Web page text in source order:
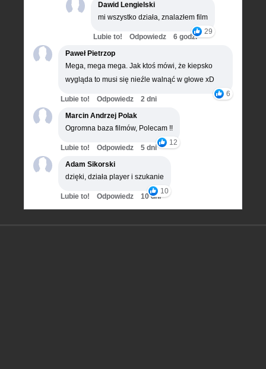
Dawid Lengielski
mi wszystko działa, znalazłem film
29
Lubie to! Odpowiedz
6 godz.
Paweł Pietrzop
Mega, mega mega. Jak ktoś mówi, że kiepsko
wygląda to musi się nieźle walnąć w głowe xD
6
Lubie to! Odpowiedz
2 dni
Marcin Andrzej Polak
Ogromna baza filmów, Polecam !!
12
Lubie to! Odpowiedz
5 dni
Adam Sikorski
dzięki, działa player i szukanie
10
Lubie to! Odpowiedz 10 dni